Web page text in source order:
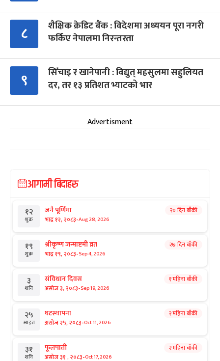
८
शैक्षिक क्रेडिट बैंक : विदेशमा अध्ययन पूरा नगरी
फर्किए नेपालमा निरन्तरता
९
सिँचाइ र खानेपानी : विद्युत् महसुलमा सहुलियत
दर, तर १३ प्रतिशत भ्याटको भार
Advertisment
आगामी बिदाहरु
१२
शुक्र
जनै पूर्णिमा
भाद्र १२, २०८३-Aug 28, 2026
२० दिन बाँकी
१९
शुक्र
श्रीकृष्ण जन्माष्टमी व्रत
भाद्र १९, २०८३-Sep 4, 2026
२७ दिन बाँकी
३
शनि
संविधान दिवस
असोज ३, २०८३-Sep 19, 2026
१ महिना बाँकी
२५
आइत
घटस्थापना
असोज २५, २०८३-Oct 11, 2026
२ महिना बाँकी
३१
शनि
फूलपाती
असोज ३१ , २०८३-Oct 17, 2026
२ महिना बाँकी